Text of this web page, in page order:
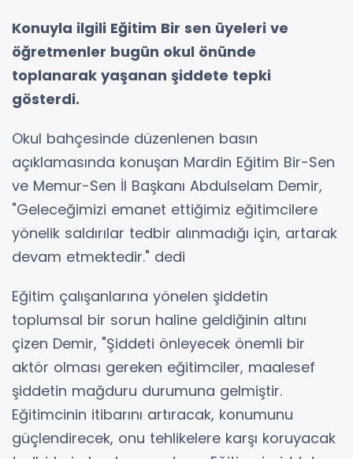
Konuyla ilgili Eğitim Bir sen üyeleri ve
öğretmenler bugün okul önünde
toplanarak yaşanan şiddete tepki
gösterdi.
Okul bahçesinde düzenlenen basın
açıklamasında konuşan Mardin Eğitim Bir-Sen
ve Memur-Sen İl Başkanı Abdulselam Demir,
"Geleceğimizi emanet ettiğimiz eğitimcilere
yönelik saldırılar tedbir alınmadığı için, artarak
devam etmektedir." dedi
Eğitim çalışanlarına yönelen şiddetin
toplumsal bir sorun haline geldiğinin altını
çizen Demir, "Şiddeti önleyecek önemli bir
aktör olması gereken eğitimciler, maalesef
şiddetin mağduru durumuna gelmiştir.
Eğitimcinin itibarını artıracak, konumunu
güçlendirecek, onu tehlikelere karşı koruyacak